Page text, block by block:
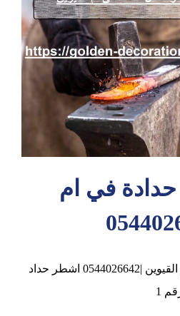
عجمان
في ام
حداد وأعمال حدادة في ام القيوين |0544026642 اشطر حداد
1